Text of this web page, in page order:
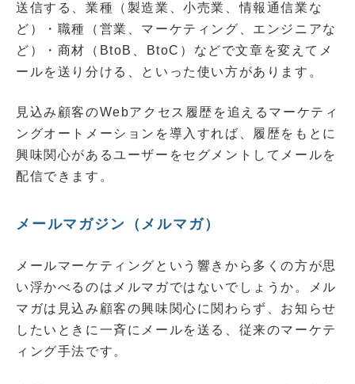
送信する、業種（製造業、小売業、情報通信業な
ど）・職種（営業、マーケティング、エンジニアな
ど）・商材（BtoB、BtoC）などで文章を変えてメ
ールを送り分ける、といった使い方があります。
見込み顧客のWebアクセス履歴を追えるマーケティ
ングオートメーションを導入すれば、履歴をもとに
興味関心があるユーザーをセグメントしてメールを
配信できます。
メールマガジン（メルマガ）
メールマーケティングという響きから多くの方が思
い浮かべるのはメルマガではないでしょうか。メル
マガは見込み顧客の興味関心に関わらず、お知らせ
したいときに一斉にメールを送る、従来のマーケテ
ィング手法です。